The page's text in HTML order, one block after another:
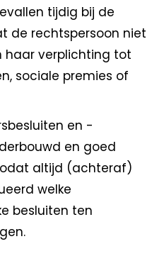
tijdig bij de
de rechtspersoon niet
haar verplichting tot
sociale premies of
en -
en goed
altijd (achteraf)
welke
besluiten ten